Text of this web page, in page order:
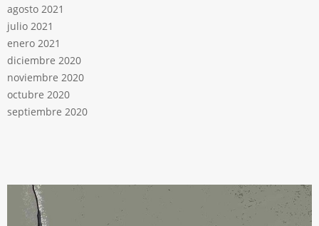
agosto 2021
julio 2021
enero 2021
diciembre 2020
noviembre 2020
octubre 2020
septiembre 2020